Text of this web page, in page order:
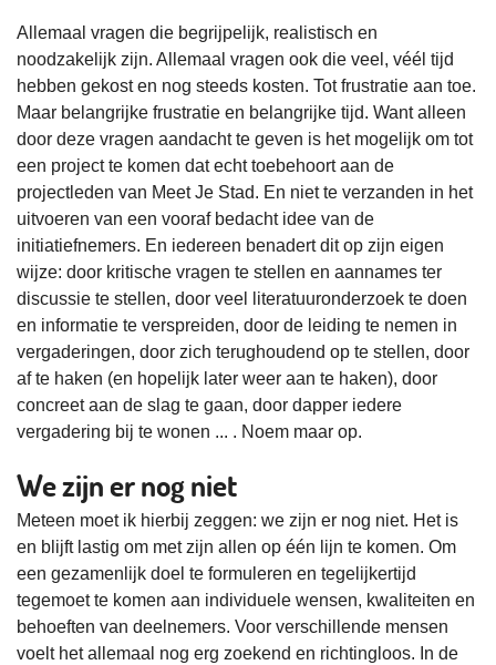
Allemaal vragen die begrijpelijk, realistisch en
noodzakelijk zijn. Allemaal vragen ook die veel, véél tijd
hebben gekost en nog steeds kosten. Tot frustratie aan toe.
Maar belangrijke frustratie en belangrijke tijd. Want alleen
door deze vragen aandacht te geven is het mogelijk om tot
een project te komen dat echt toebehoort aan de
projectleden van Meet Je Stad. En niet te verzanden in het
uitvoeren van een vooraf bedacht idee van de
initiatiefnemers. En iedereen benadert dit op zijn eigen
wijze: door kritische vragen te stellen en aannames ter
discussie te stellen, door veel literatuuronderzoek te doen
en informatie te verspreiden, door de leiding te nemen in
vergaderingen, door zich terughoudend op te stellen, door
af te haken (en hopelijk later weer aan te haken), door
concreet aan de slag te gaan, door dapper iedere
vergadering bij te wonen ... . Noem maar op.
We zijn er nog niet
Meteen moet ik hierbij zeggen: we zijn er nog niet. Het is
en blijft lastig om met zijn allen op één lijn te komen. Om
een gezamenlijk doel te formuleren en tegelijkertijd
tegemoet te komen aan individuele wensen, kwaliteiten en
behoeften van deelnemers. Voor verschillende mensen
voelt het allemaal nog erg zoekend en richtingloos. In de